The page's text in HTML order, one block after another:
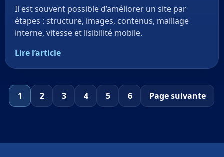
Il est souvent possible d’améliorer un site par
étapes : structure, images, contenus, maillage
interne, vitesse et lisibilité mobile.
Lire l’article
1 2 3 4 5 6 Page suivante